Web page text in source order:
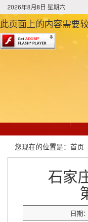
2026年8月8日 星期六
此页面上的内容需要
您现在的位置是： 首页
石家
日期